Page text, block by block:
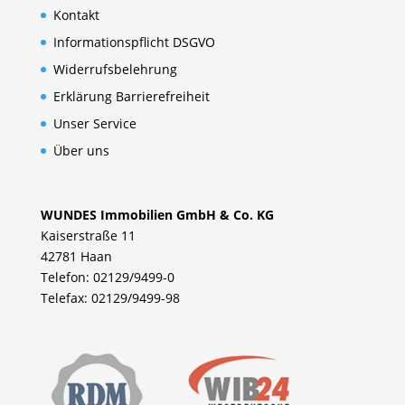
Kontakt
Informationspflicht DSGVO
Widerrufsbelehrung
Erklärung Barrierefreiheit
Unser Service
Über uns
WUNDES Immobilien GmbH & Co. KG
Kaiserstraße 11
42781 Haan
Telefon: 02129/9499-0
Telefax: 02129/9499-98